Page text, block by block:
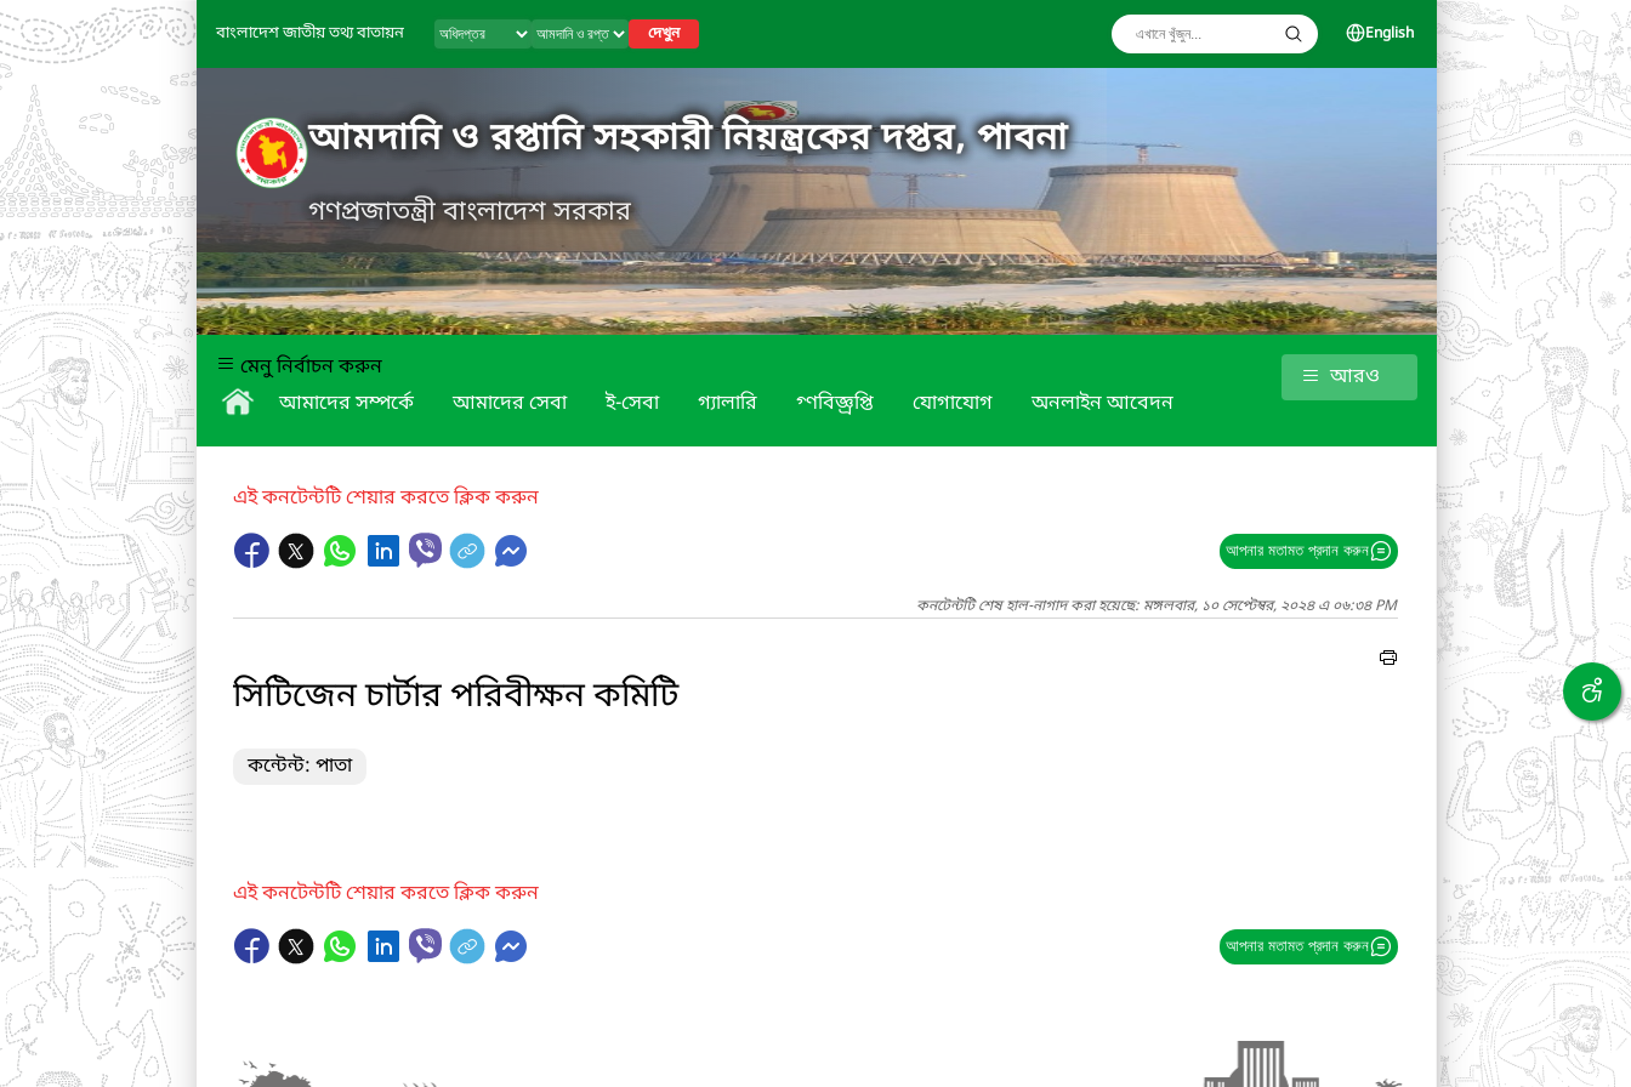
বাংলাদেশ জাতীয় তথ্য বাতায়ন দেখুন English
আমদানি ও রপ্তানি সহকারী নিয়ন্ত্রকের দপ্তর, পাবনা
গণপ্রজাতন্ত্রী বাংলাদেশ সরকার
মেনু নির্বাচন করুন
আমাদের সম্পর্কে
আমাদের সেবা ই-সেবা গ্যালারি গ্ণবিজ্ঞ্রপ্তি যোগাযোগ অনলাইন আবেদন
আরও
এই কনটেন্টটি শেয়ার করতে ক্লিক করুন
আপনার মতামত প্রদান করুন
কনটেন্টটি শেষ হাল-নাগাদ করা হয়েছে: মঙ্গলবার, ১০ সেপ্টেম্বর, ২০২৪ এ ০৬:৩৪ PM
সিটিজেন চার্টার পরিবীক্ষন কমিটি
কন্টেন্ট: পাতা
এই কনটেন্টটি শেয়ার করতে ক্লিক করুন
আপনার মতামত প্রদান করুন